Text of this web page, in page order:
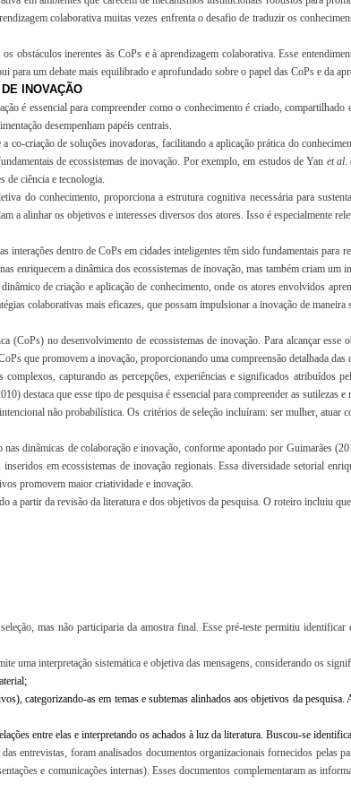
colaborativa muitas vezes enfrenta o desafio de traduzir os
obstáculos inerentes às CoPs e à aprendizagem colaborativa. Esse
um debate mais equilibrado e aprofundado sobre o papel das CoPs e da
INOVAÇÃO
é essencial para compreender como o conhecimento é criado,
desempenham papéis centrais.
criação de soluções inovadoras, facilitando a aplicação prática do
de ecossistemas de inovação. Por exemplo, em estudos de Yan et al.
de ciência e tecnologia.
do conhecimento, proporciona a estrutura cognitiva necessária para
a alinhar os objetivos e interesses diversos dos atores. Isso é especialmente
dentro de CoPs em cidades inteligentes têm sido fundamentais
enriquecem a dinâmica dos ecossistemas de inovação, mas também criam
de criação e aplicação de conhecimento, onde os atores envolvidos
colaborativas mais eficazes, que possam impulsionar a inovação de maneira
no desenvolvimento de ecossistemas de inovação. Para alcançar
que promovem a inovação, proporcionando uma compreensão detalhada das
capturando as percepções, experiências e significados atribuídos
destaca que esse tipo de pesquisa é essencial para compreender as sutilezas
não probabilística. Os critérios de seleção incluíram: ser mulher, atuar
dinâmicas de colaboração e inovação, conforme apontado por Guimarães
em ecossistemas de inovação regionais. Essa diversidade setorial
promovem maior criatividade e inovação.
a partir da revisão da literatura e dos objetivos da pesquisa. O roteiro incluiu
mas não participaria da amostra final. Esse pré-teste permitiu
uma interpretação sistemática e objetiva das mensagens, considerando os
categorizando-as em temas e subtemas alinhados aos objetivos da
entre elas e interpretando os achados à luz da literatura. Buscou-se
entrevistas, foram analisados documentos organizacionais fornecidos pelas
e comunicações internas). Esses documentos complementaram as